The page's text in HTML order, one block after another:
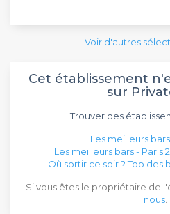
Voir d'autres
Cet établissement
sur
Trouver des
Les meilleurs
Les meilleurs bars - Paris
Où sortir ce soir ? Top des
Si vous êtes le propriétaire de
nous